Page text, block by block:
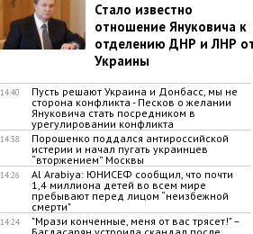
Стало известно
отношение Януковича к
отделению ДНР и ЛНР
Украины
14:40
Пусть решают Украина и Донбасс, мы не
сторона конфликта - Песков о желании
Януковича стать посредником в
урегулировании конфликта
14:38
Порошенко поддался антироссийской
истерии и начал пугать украинцев
“вторжением” Москвы
14:26
Al Arabiya: ЮНИСЕФ сообщил, что почти
1,4 миллиона детей во всем мире
пребывают перед лицом “неизбежной
смерти"
14:24
"Мрази конченные, меня от вас трясет!" –